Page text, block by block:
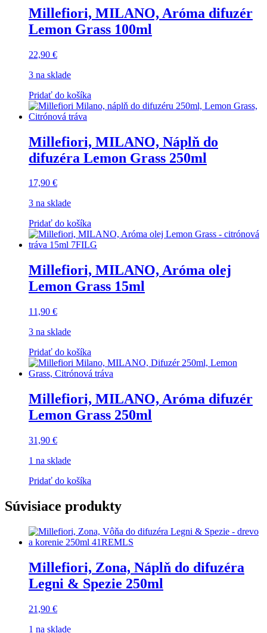
Millefiori, MILANO, Aróma difuzér
Lemon Grass 100ml
22,90 €
3 na sklade
Pridať do košíka
Millefiori, MILANO, Náplň do
difuzéra Lemon Grass 250ml
17,90 €
3 na sklade
Pridať do košíka
Millefiori, MILANO, Aróma olej
Lemon Grass 15ml
11,90 €
3 na sklade
Pridať do košíka
Millefiori, MILANO, Aróma difuzér
Lemon Grass 250ml
31,90 €
1 na sklade
Pridať do košíka
Súvisiace produkty
Millefiori, Zona, Náplň do difuzéra
Legni & Spezie 250ml
21,90 €
1 na sklade